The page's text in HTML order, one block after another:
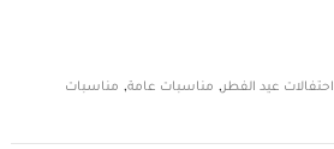
احتفالات عيد الفطر, مناسبات عامة, مناسبات